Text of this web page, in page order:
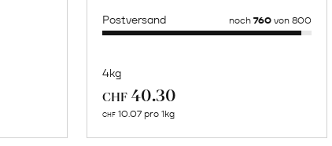
Postversand noch 760von 800
4kg
CHF 40.30
CHF 10.07 pro 1kg
Joakim